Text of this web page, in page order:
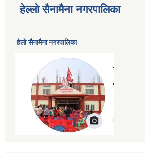
हेल्लो सैनामैना नगरपालिका
हेलाे सैनामैना नगरपालिका